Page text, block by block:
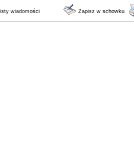
wiadomości Zapisz w schowku